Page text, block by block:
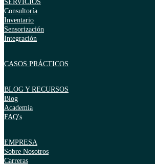
SERVICIOS
Consultoría
Inventario
Sensorización
Integración
CASOS PRÁCTICOS
BLOG Y RECURSOS
Blog
Academia
FAQ's
EMPRESA
Sobre Nosotros
Carreras